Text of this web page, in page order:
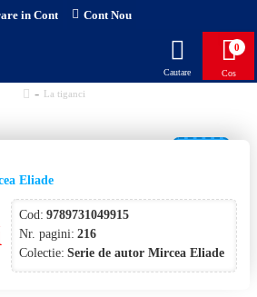
in Cont Cont Nou
0
La tiganci
Eliade
Cod: 9789731049915
Nr. pagini: 216
Colectie: Serie de autor Mircea Eliade